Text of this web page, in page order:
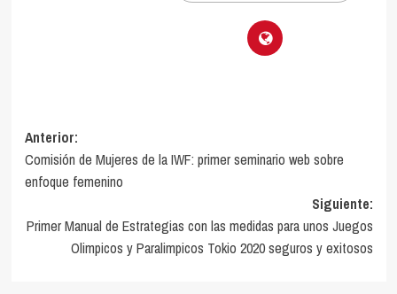
Navegación
de
entradas
Anterior:
Comisión de Mujeres de la IWF: primer seminario web sobre
enfoque femenino
Siguiente:
Primer Manual de Estrategias con las medidas para unos Juegos
Olimpicos y Paralimpicos Tokio 2020 seguros y exitosos